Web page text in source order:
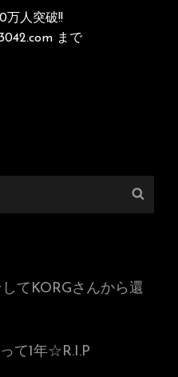
万人突破!!
まで
てKORGさんから還
て1年☆R.I.P